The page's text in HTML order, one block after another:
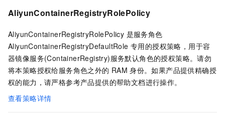
AliyunContainerRegistryRolePolicy
AliyunContainerRegistryRolePolicy 是服务角色
AliyunContainerRegistryDefaultRole 专用的授权策略，用于容
器镜像服务(ContainerRegistry)服务默认角色的授权策略。请勿
将本策略授权给服务角色之外的 RAM 身份。如果产品提供精确授
权的能力，请严格参考产品提供的帮助文档进行操作。
查看策略详情